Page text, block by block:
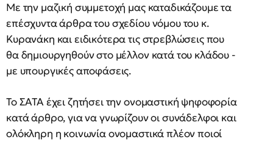
Με την μαζική συμμετοχή μας καταδικάζουμε τα
επέσχυντα άρθρα του σχεδίου νόμου του κ.
Κυρανάκη και ειδικότερα τις στρεβλώσεις που
θα δημιουργηθούν στο μέλλον κατά του κλάδου -
με υπουργικές αποφάσεις.
Το ΣΑΤΑ έχει ζητήσει την ονομαστική ψηφοφορία
κατά άρθρο, για να γνωρίζουν οι συνάδελφοι και
ολόκληρη η κοινωνία ονομαστικά πλέον ποιοί